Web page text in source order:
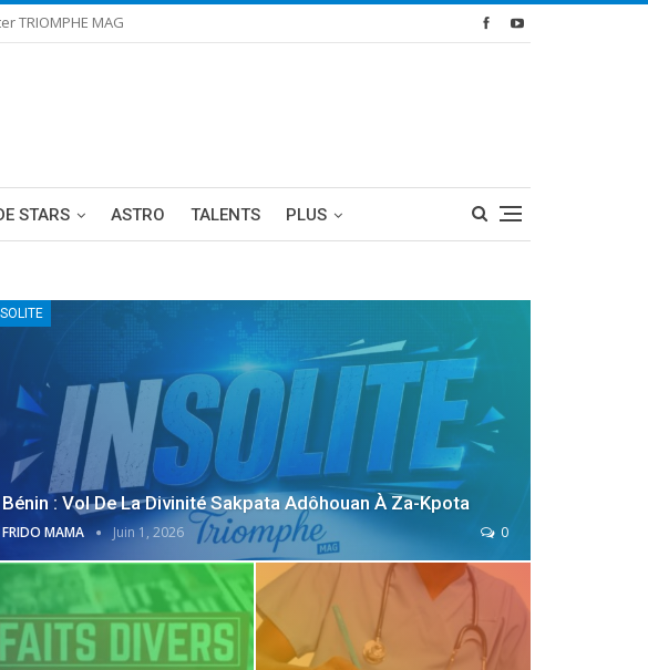
TRIOMPHE MAG
STARS ASTRO TALENTS PLUS
Bénin : Vol De La Divinité Sakpata Adôhouan À Za-Kpota
FRIDO MAMA Juin 1, 2026 0